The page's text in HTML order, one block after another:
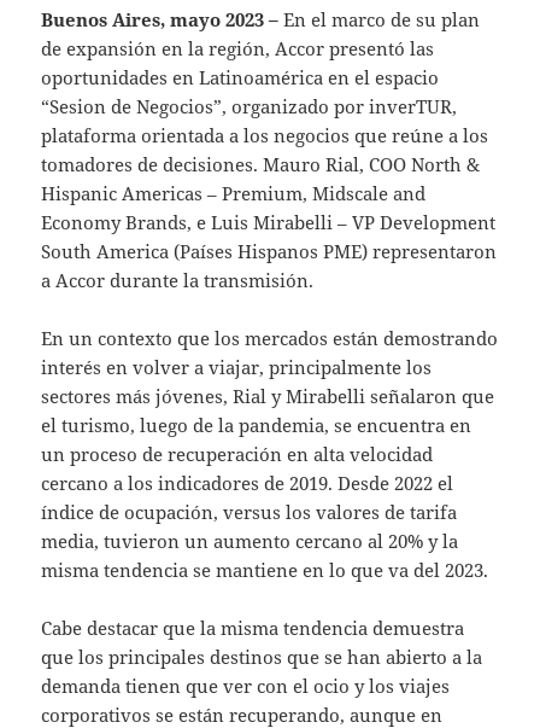
Buenos Aires, mayo 2023 – En el marco de su plan
de expansión en la región, Accor presentó las
oportunidades en Latinoamérica en el espacio
“Sesion de Negocios”, organizado por inverTUR,
plataforma orientada a los negocios que reúne a los
tomadores de decisiones. Mauro Rial, COO North &
Hispanic Americas – Premium, Midscale and
Economy Brands, e Luis Mirabelli – VP Development
South America (Países Hispanos PME) representaron
a Accor durante la transmisión.
En un contexto que los mercados están demostrando
interés en volver a viajar, principalmente los
sectores más jóvenes, Rial y Mirabelli señalaron que
el turismo, luego de la pandemia, se encuentra en
un proceso de recuperación en alta velocidad
cercano a los indicadores de 2019. Desde 2022 el
índice de ocupación, versus los valores de tarifa
media, tuvieron un aumento cercano al 20% y la
misma tendencia se mantiene en lo que va del 2023.
Cabe destacar que la misma tendencia demuestra
que los principales destinos que se han abierto a la
demanda tienen que ver con el ocio y los viajes
corporativos se están recuperando, aunque en